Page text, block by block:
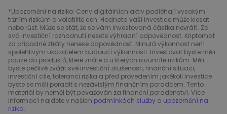
*Upozornění na riziko: Ceny digitálních aktiv podléhají vysokým
tržním rizikům a volatilitě cen. Hodnota vaší investice může klesat
nebo růst. Může se stát, že se vám investovaná částka nevrátí. Za
svá investiční rozhodnutí nesete výhradní odpovědnost. Kriptomat
za případné ztráty nenese odpovědnost. Minulá výkonnost není
spolehlivým ukazatelem budoucí výkonnosti. Investovat byste měli
pouze do produktů, které znáte a u kterých rozumíte rizikům. Měli
byste pečlivě zvážit své investiční zkušenosti, finanční situaci,
investiční cíle, toleranci rizika a před provedením jakékoli investice
byste se měli poradit s nezávislým finančním poradcem. Tento
materiál by neměl být považován za finanční poradenství. Více
informací najdete v našich podmínkách služby a upozornění na
rizika.